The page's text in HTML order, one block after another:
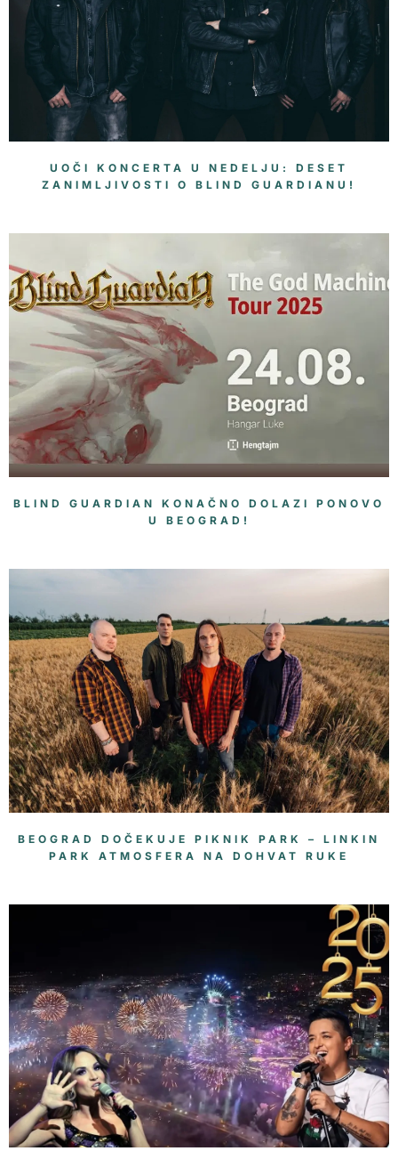
UOČI KONCERTA U NEDELJU: DESET
ZANIMLJIVOSTI O BLIND GUARDIANU!
BLIND GUARDIAN KONAČNO DOLAZI PONOVO
U BEOGRAD!
BEOGRAD DOČEKUJE PIKNIK PARK – LINKIN
PARK ATMOSFERA NA DOHVAT RUKE